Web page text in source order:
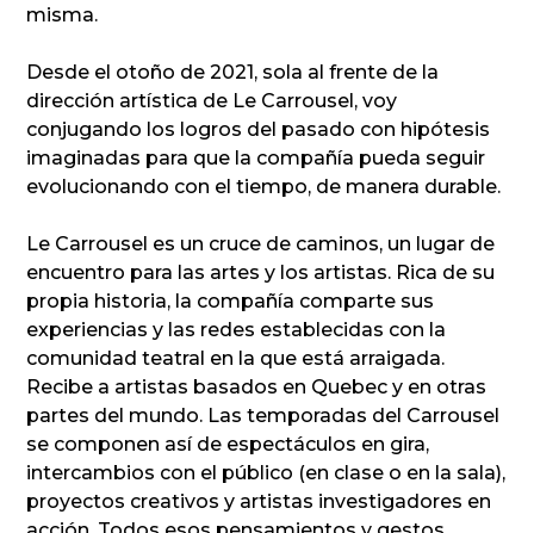
misma.
Desde el otoño de 2021, sola al frente de la
dirección artística de Le Carrousel, voy
conjugando los logros del pasado con hipótesis
imaginadas para que la compañía pueda seguir
evolucionando con el tiempo, de manera durable.
Le Carrousel es un cruce de caminos, un lugar de
encuentro para las artes y los artistas. Rica de su
propia historia, la compañía comparte sus
experiencias y las redes establecidas con la
comunidad teatral en la que está arraigada.
Recibe a artistas basados en Quebec y en otras
partes del mundo. Las temporadas del Carrousel
se componen así de espectáculos en gira,
intercambios con el público (en clase o en la sala),
proyectos creativos y artistas investigadores en